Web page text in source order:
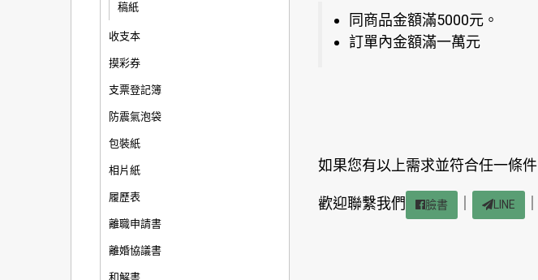
稿紙
收支本
摸彩券
支票登記簿
防震氣泡袋
包裝紙
相片紙
履歷表
離職申請書
離婚協議書
和解書
同商品金額滿5000元。
訂單內金額滿一萬元
如果您有以上需求並符合任一條件
歡迎聯繫我們 臉書 LINE